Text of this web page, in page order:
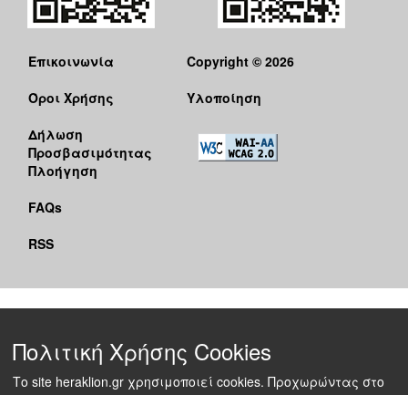
Επικοινωνία
Όροι Χρήσης
Δήλωση
Προσβασιμότητας
Πλοήγηση
FAQs
RSS
Copyright © 2026
Υλοποίηση
Πολιτική Χρήσης Cookies
Το site heraklion.gr χρησιμοποιεί cookies. Προχωρώντας στο